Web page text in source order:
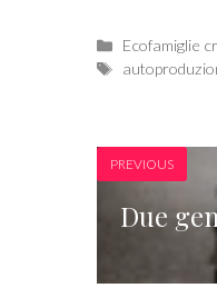
Categories
Ecofamiglie
Tags
PREVIOUS
Due